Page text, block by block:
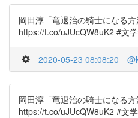
岡田淳「竜退治の騎士になる
https://t.co/uJUcQW8uK2 #文学
2020-05-23 08:08:20
岡田淳「竜退治の騎士になる
https://t.co/uJUcQW8uK2 #文学